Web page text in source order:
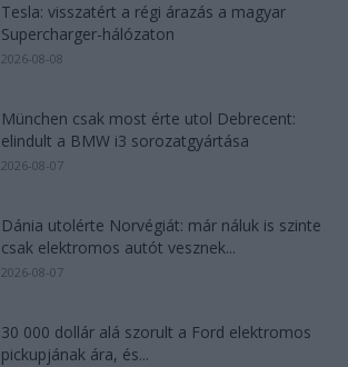
Tesla: visszatért a régi árazás a magyar
Supercharger-hálózaton
2026-08-08
München csak most érte utol Debrecent:
elindult a BMW i3 sorozatgyártása
2026-08-07
Dánia utolérte Norvégiát: már náluk is szinte
csak elektromos autót vesznek...
2026-08-07
30 000 dollár alá szorult a Ford elektromos
pickupjának ára, és...